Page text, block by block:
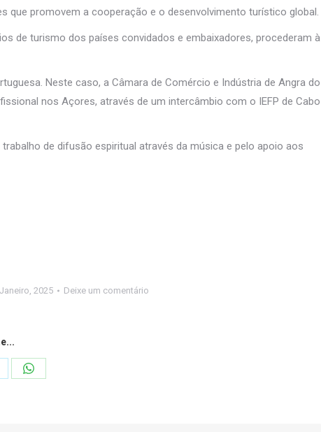
que promovem a cooperação e o desenvolvimento turístico global.
de turismo dos países convidados e embaixadores, procederam à
Neste caso, a Câmara de Comércio e Indústria de Angra do
nos Açores, através de um intercâmbio com o IEFP de Cabo
de difusão espiritual através da música e pelo apoio aos
2025 Deixe um comentário
Share